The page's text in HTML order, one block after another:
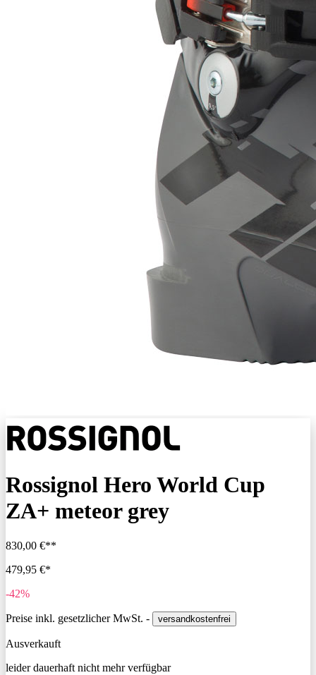
Rossignol Hero World Cup
ZA+ meteor grey
830,00 €**
479,95 €*
-42%
Preise inkl. gesetzlicher MwSt. - versandkostenfrei
Ausverkauft
leider dauerhaft nicht mehr verfügbar